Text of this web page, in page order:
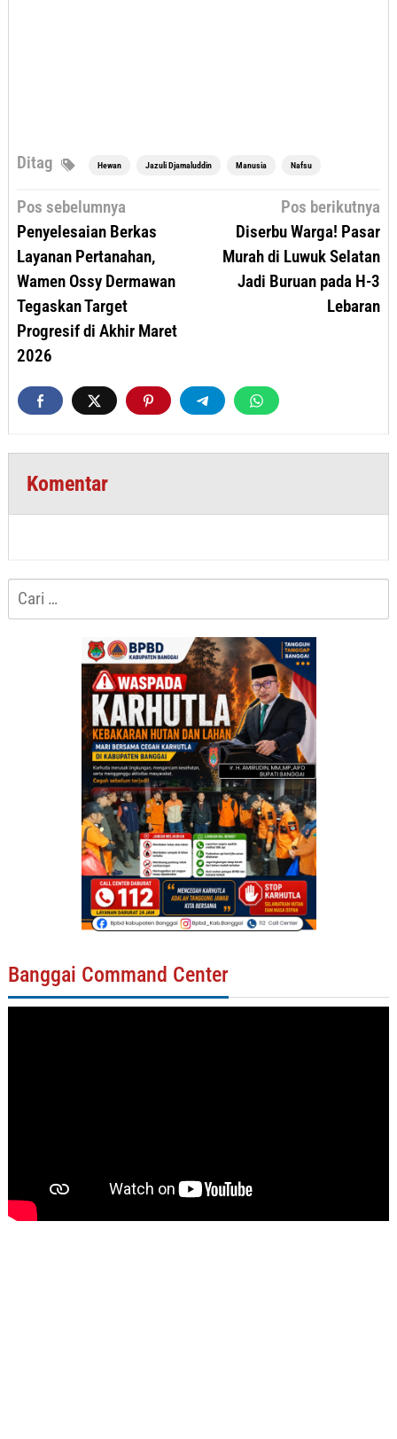
Ditag Hewan Jazuli Djamaluddin Manusia Nafsu
Navigasi
Pos sebelumnya
Penyelesaian Berkas
Layanan Pertanahan,
Wamen Ossy Dermawan
Tegaskan Target
Progresif di Akhir Maret
2026
Pos berikutnya
Diserbu Warga! Pasar
Murah di Luwuk Selatan
Jadi Buruan pada H-3
Lebaran
Komentar
Cari
untuk:
Banggai Command Center